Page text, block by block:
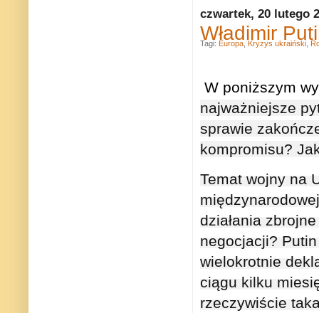
czwartek, 20 lutego
Władimir
W poniższym
najważniejsze
sprawie
kompromisu?
Temat wojny na
działania
negocjacji?
wielokrotnie
ciągu kilku
rzeczywiście
Tagi: Europa Kryzys ukraiński